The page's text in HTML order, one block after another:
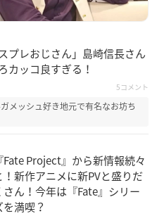
プレおじさん」島崎信長さん
カッコ良すぎる！
5コメント
メッシュ好き地元で有名なお坊ち
『Fate Project』から新情報続々
！新作アニメに新PVと盛りだ
さん！今年は『Fate』シリー
を満喫？